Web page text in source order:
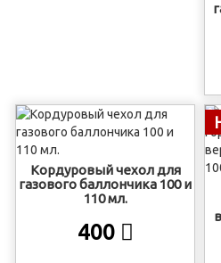
Кордуровый чехол для
газового баллончика 100 и
110 мл.
400